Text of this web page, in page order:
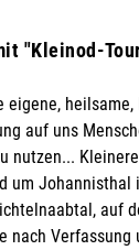
"Kleinod-
eigene, heilsame,
auf uns
nutzen...
um Johannisthal
auf
nach Verfassung